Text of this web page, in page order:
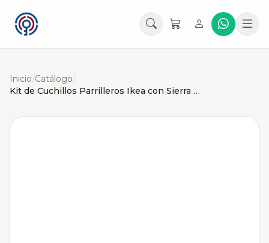
Inicio/Catálogo/
Kit de Cuchillos Parrilleros Ikea con Sierra Snitta 4 Piezas